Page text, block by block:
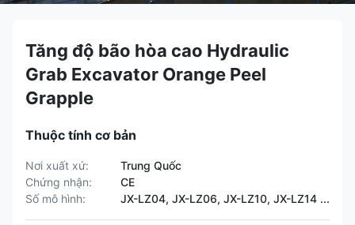
Tăng độ bão hòa cao Hydraulic
Grab Excavator Orange Peel
Grapple
Thuộc tính cơ bản
Nơi xuất xứ:
Trung Quốc
Chứng nhận:
CE
Số mô hình:
JX-LZ04, JX-LZ06, JX-LZ10, JX-LZ14 ...